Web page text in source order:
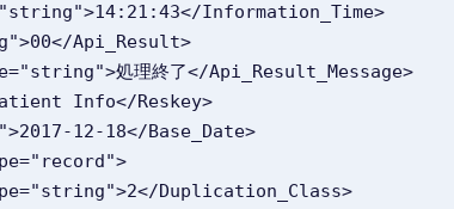
Information_Time>
Api_Result>
処理終了</Api_Result_Message>
Info</Reskey>
12-18</Base_Date>
type="string">2</Duplication_Class>